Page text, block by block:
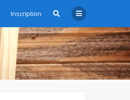
Inscription